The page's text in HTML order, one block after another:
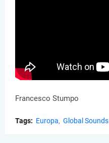
Francesco Stumpo
Tags: Europa Global Sounds